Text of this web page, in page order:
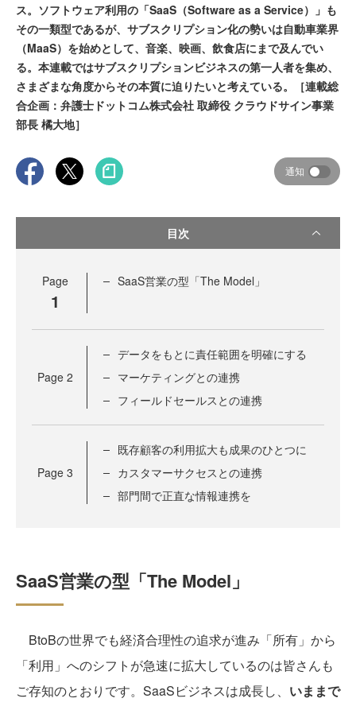
ス。ソフトウェア利用の「SaaS（Software as a Service）」も
その一類型であるが、サブスクリプション化の勢いは自動車業界
（MaaS）を始めとして、音楽、映画、飲食店にまで及んでい
る。本連載ではサブスクリプションビジネスの第一人者を集め、
さまざまな角度からその本質に迫りたいと考えている。［連載総
合企画：弁護士ドットコム株式会社 取締役 クラウドサイン事業
部長 橘大地］
通知
目次
Page
1
SaaS営業の型「The Model」
Page 2
データをもとに責任範囲を明確にする
マーケティングとの連携
フィールドセールスとの連携
Page 3
既存顧客の利用拡大も成果のひとつに
カスタマーサクセスとの連携
部門間で正直な情報連携を
SaaS営業の型「The Model」
BtoBの世界でも経済合理性の追求が進み「所有」から
「利用」へのシフトが急速に拡大しているのは皆さんも
ご存知のとおりです。SaaSビジネスは成長し、 いままで